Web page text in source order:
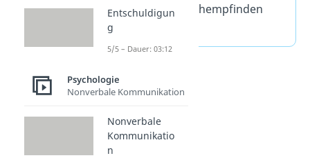
verstehen und nachempfinden
kann.
Entschuldigun
g
5/5 – Dauer: 03:12
Psychologie
Nonverbale Kommunikation
Nonverbale
Kommunikatio
n